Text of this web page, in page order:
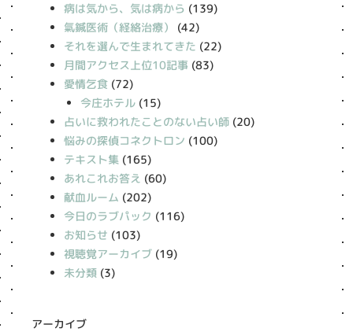
病は気から、気は病から (139)
氣鍼医術（経絡治療）
(42)
それを選んで生まれてきた (22)
月間アクセス上位10記事 (83)
愛情乞食 (72)
今庄ホテル(15)
占いに救われたことのない占い師 (20)
悩みの探偵コネクトロン (100)
テキスト集 (165)
あれこれお答え (60)
献血ルーム (202)
今日のラブパック (116)
お知らせ (103)
視聴覚アーカイブ (19)
未分類 (3)
アーカイブ